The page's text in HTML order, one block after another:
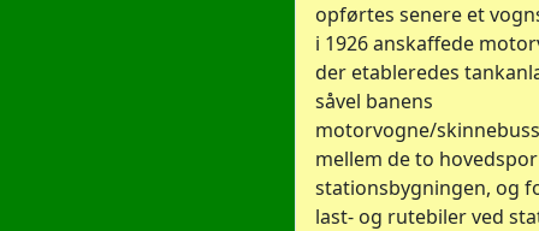
opførtes senere et
i 1926 anskaffede
der etableredes
såvel banens
motorvogne/
mellem de to
stationsbygningen, og
last- og rutebiler ved